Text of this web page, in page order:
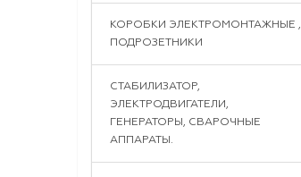
КОРОБКИ ЭЛЕКТРОМОНТАЖНЫЕ ,
ПОДРОЗЕТНИКИ
СТАБИЛИЗАТОР,
ЭЛЕКТРОДВИГАТЕЛИ,
ГЕНЕРАТОРЫ, СВАРОЧНЫЕ
АППАРАТЫ.